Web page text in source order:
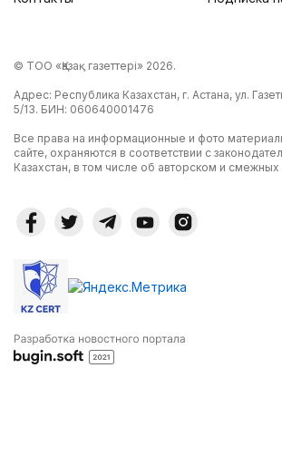
© ТОО «Қазақ газеттері» 2026.
Адрес: Республика Казахстан, г. Астана, ул.
5/13. БИН: 060640001476
Все права на информационные и фото
сайте, охраняются в соответствии с
Казахстан, в том числе об авторском и смежных